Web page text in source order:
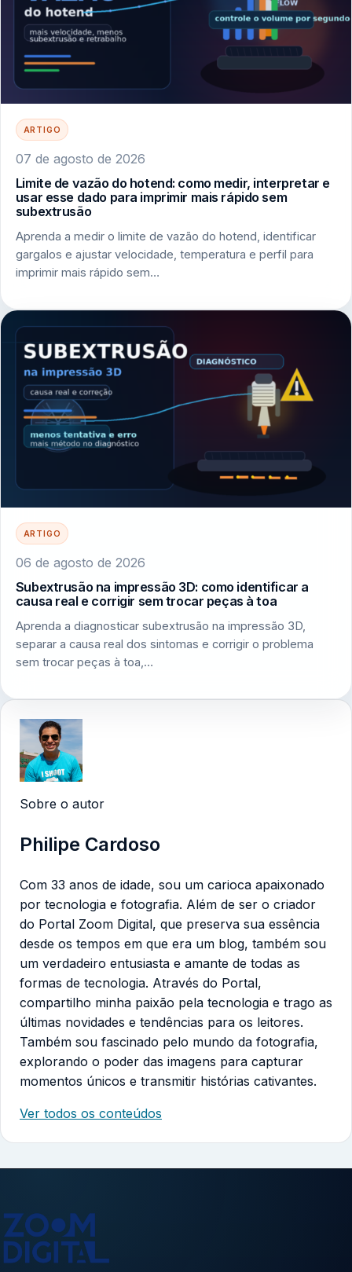
ARTIGO
07 de agosto de 2026
Limite de vazão do hotend: como medir, interpretar e
usar esse dado para imprimir mais rápido sem
subextrusão
Aprenda a medir o limite de vazão do hotend, identificar
gargalos e ajustar velocidade, temperatura e perfil para
imprimir mais rápido sem…
ARTIGO
06 de agosto de 2026
Subextrusão na impressão 3D: como identificar a
causa real e corrigir sem trocar peças à toa
Aprenda a diagnosticar subextrusão na impressão 3D,
separar a causa real dos sintomas e corrigir o problema
sem trocar peças à toa,…
Sobre o autor
Philipe Cardoso
Com 33 anos de idade, sou um carioca apaixonado
por tecnologia e fotografia. Além de ser o criador
do Portal Zoom Digital, que preserva sua essência
desde os tempos em que era um blog, também sou
um verdadeiro entusiasta e amante de todas as
formas de tecnologia. Através do Portal,
compartilho minha paixão pela tecnologia e trago as
últimas novidades e tendências para os leitores.
Também sou fascinado pelo mundo da fotografia,
explorando o poder das imagens para capturar
momentos únicos e transmitir histórias cativantes.
Ver todos os conteúdos